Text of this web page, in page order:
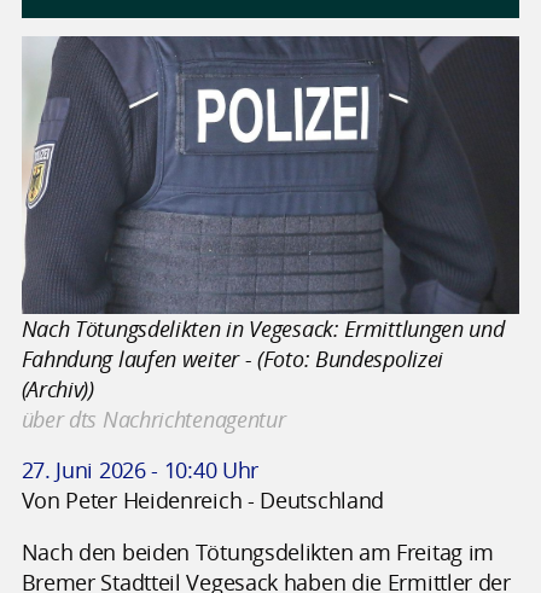
Nach Tötungsdelikten in Vegesack: Ermittlungen und
Fahndung laufen weiter - (Foto: Bundespolizei
(Archiv))
über dts Nachrichtenagentur
27. Juni 2026 - 10:40 Uhr
Von Peter Heidenreich - Deutschland
Nach den beiden Tötungsdelikten am Freitag im
Bremer Stadtteil Vegesack haben die Ermittler der